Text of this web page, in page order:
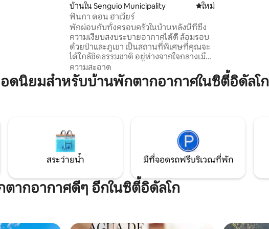
บ้านใน Senguio Municipality ที่พักใหม่
ใหม่
ฟินกา ดอน ฮาเวียร์
พักผ่อนกับทั้งครอบครัวในบ้านหลังนี้ที่ซึ่ง
ความเงียบสงบระบายอากาศได้ดี ล้อมรอบ
ด้วยป่าและภูเขา เป็นสถานที่พิเศษที่คุณจะ
ได้ใกล้ชิดธรรมชาติ อยู่ห่างจากใจกลางเมือง
เซนกิโอ มิโชอากัน 5 นาที และห่างจาก
Parador Turistico: Santuario de la
Mariposa Monarca “Senguio” 15 นาที ซึ่ง
มีค่าธรรมเนียมเพิ่มเติม
ความสะอาด
ดนิยมสำหรับบ้านพักตากอากาศในซิตี้อิดัลโก
สระว่ายน้ำ มีที่จอดรถฟรีบริเวณที่พัก
ากอากาศดีๆ อีกในซิตี้อิดัลโก